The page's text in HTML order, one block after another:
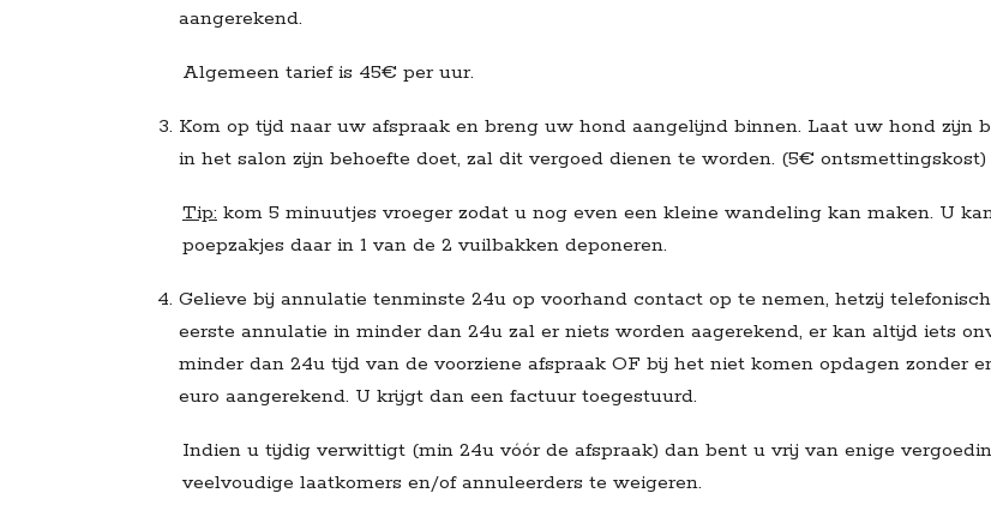
aangerekend.
Algemeen tarief is 45€ per uur.
Kom op tijd naar uw afspraak en breng uw hond aangelijnd binnen. Laat uw hond zijn
in het salon zijn behoefte doet, zal dit vergoed dienen te worden. (5€ ontsmettingskost)
Tip: kom 5 minuutjes vroeger zodat u nog even een kleine wandeling kan maken. U
poepzakjes daar in 1 van de 2 vuilbakken deponeren.
Gelieve bij annulatie tenminste 24u op voorhand contact op te nemen, hetzij
eerste annulatie in minder dan 24u zal er niets worden aagerekend, er kan altijd iets
minder dan 24u tijd van de voorziene afspraak OF bij het niet komen opdagen zonder
euro aangerekend. U krijgt dan een factuur toegestuurd.
Indien u tijdig verwittigt (min 24u vóór de afspraak) dan bent u vrij van enige
veelvoudige laatkomers en/of annuleerders te weigeren.